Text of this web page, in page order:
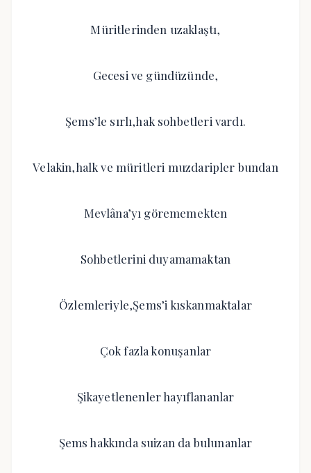
Müritlerinden uzaklaştı,
Gecesi ve gündüzünde,
Şems’le sırlı,hak sohbetleri vardı.
Velakin,halk ve müritleri muzdaripler bundan
Mevlâna’yı görememekten
Sohbetlerini duyamamaktan
Özlemleriyle,Şems’i kıskanmaktalar
Çok fazla konuşanlar
Şikayetlenenler hayıflananlar
Şems hakkında suizan da bulunanlar